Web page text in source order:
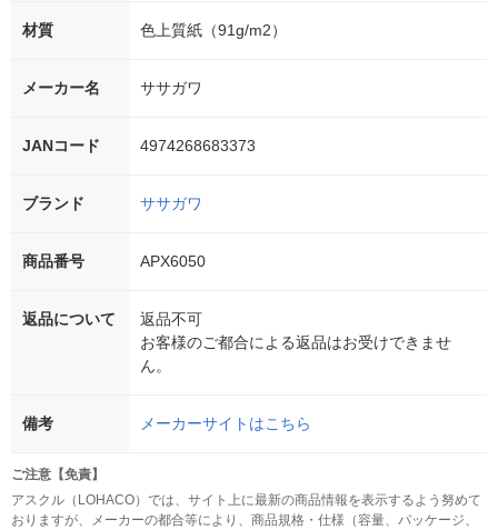
材質 色上質紙（91g/m2）
メーカー名 ササガワ
JANコード 4974268683373
ブランド ササガワ
商品番号 APX6050
返品について
返品不可
お客様のご都合による返品はお受けできませ
ん。
備考 メーカーサイトはこちら
ご注意【免責】
アスクル（LOHACO）では、サイト上に最新の商品情報を表示するよう努めて
おりますが、メーカーの都合等により、商品規格・仕様（容量、パッケージ、